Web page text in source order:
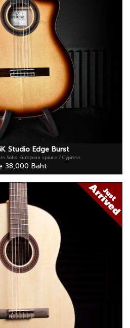
Studio Edge Burst
ค Solid European spruce / Cypress
38,000 Baht